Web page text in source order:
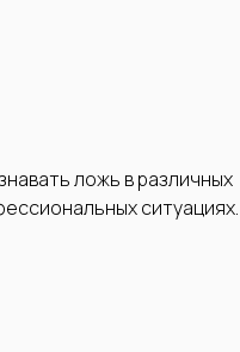
ложь в различных
ситуациях.